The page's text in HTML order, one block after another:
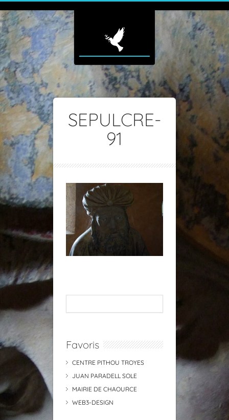
SEPULCRE-
91
Favoris
CENTRE PITHOU TROYES
JUAN PARADELL SOLE
MAIRIE DE CHAOURCE
WEB3-DESIGN